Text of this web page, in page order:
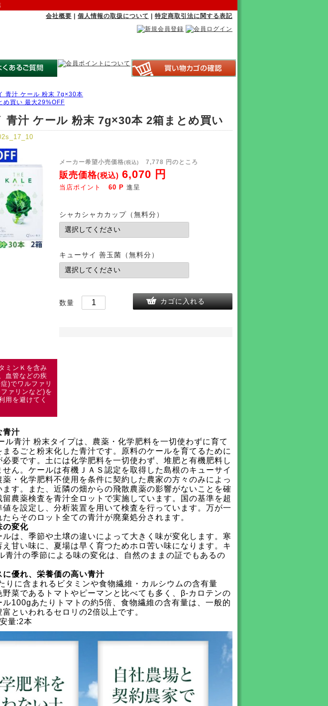
会社概要 個人情報の取扱について 特定商取引法に関する表記
青汁 ケール 粉末 7g×30本
め買い 最大29%OFF
青汁 ケール 粉末 7g×30本 2箱まとめ買い
メーカー希望小売価格(税込) 7,778 円のところ
販売価格(税込) 6,070 円
当店ポイント 60 P 進呈
シャカシャカカップ（無料分）
キューサイ 善玉菌（無料分）
数量 カゴに入れる
ミンＫを含み
血管などの疾
)でワルファリ
ァリンなど)を
用を避けてく
青汁
ル青汁 粉末タイプは、農薬・化学肥料を一切使わずに育て
まるごと粉末化した青汁です。原料のケールを育てるために
必要です。土には化学肥料を一切使わず、堆肥と有機肥料し
ん。ケールは有機ＪＡＳ認定を取得した島根のキューサイ
薬・化学肥料不使用を条件に契約した農家の方々のみによっ
ます。また、近隣の畑からの飛散農薬の影響がないことを確
留農薬検査を青汁全ロットで実施しています。国の基準を超
値を設定し、分析装置を用いて検査を行っています。万が一
らそのロット全ての青汁が廃棄処分されます。
変化
ルは、季節や土壌の違いによって大きく味が変化します。寒
え甘い味に、夏場は早く育つためホロ苦い味になります。キ
青汁の季節による味の変化は、自然のままの証でもあるの
優れ、栄養価の高い青汁
りに含まれるビタミンや食物繊維・カルシウムの含有量
野菜であるトマトやピーマンと比べても多く、β-カロテンの
ル100gあたりトマトの約5倍、食物繊維の含有量は、一般的
といわれるセロリの2倍以上です。
量:2本